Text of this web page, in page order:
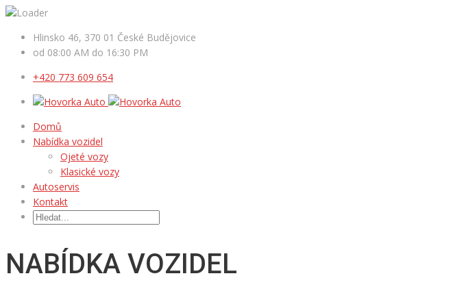
Hlinsko 46, 370 01 České Budějovice
od 08:00 AM do 16:30 PM
+420 773 609 654
Domů
Nabídka vozidel
Ojeté vozy
Klasické vozy
Autoservis
Kontakt
NABÍDKA VOZIDEL